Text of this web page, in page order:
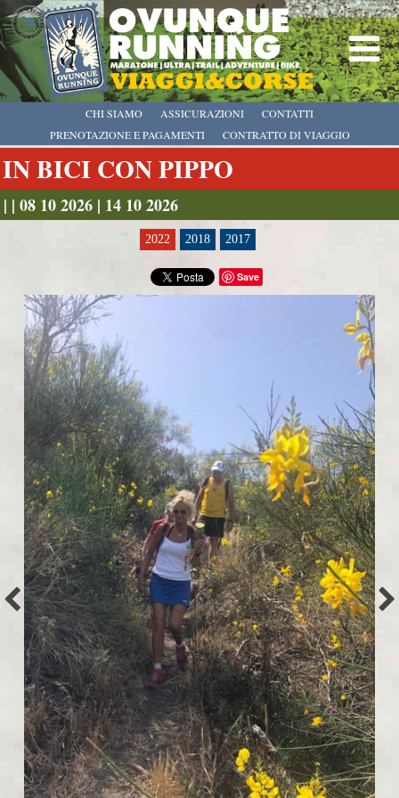
CHI SIAMO
PRENOTAZIONE E PAGAMENTI
CONTRATTO DI VIAGGIO
ASSICURAZIONI CONTATTI
IN BICI CON PIPPO
| | 08 10 2026 | 14 10 2026
2022 2018 2017
Save